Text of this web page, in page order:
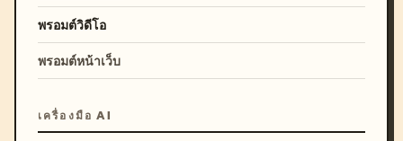
พรอมต์วิดีโอ
พรอมต์หน้าเว็บ
เครื่องมือ AI